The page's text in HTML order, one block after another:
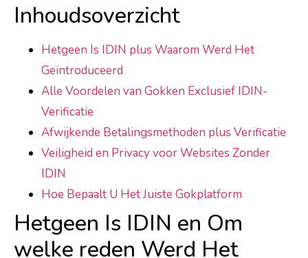
Inhoudsoverzicht
Hetgeen Is IDIN plus Waarom Werd Het
Geïntroduceerd
Alle Voordelen van Gokken Exclusief IDIN-
Verificatie
Afwijkende Betalingsmethoden plus Verificatie
Veiligheid en Privacy voor Websites Zonder
IDIN
Hoe Bepaalt U Het Juiste Gokplatform
Hetgeen Is IDIN en Om
welke reden Werd Het